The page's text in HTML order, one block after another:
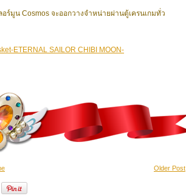
อร์มูน Cosmos จะออกวางจำหน่ายผ่านตู้เครนเกมทั่ว
ETERNAL SAILOR CHIBI MOON-
Older Post